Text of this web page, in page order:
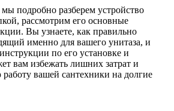
подробно разберем устройство
рассмотрим его основные
Вы узнаете, как правильно
именно для вашего унитаза, и
по его установке и
вам избежать лишних затрат и
вашей сантехники на долгие